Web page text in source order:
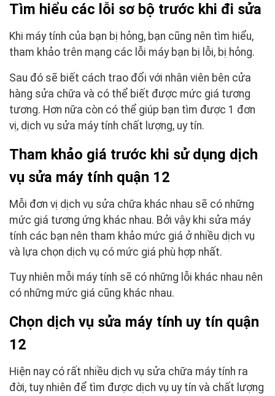
Tìm hiểu các lỗi sơ bộ trước khi đi sửa
Khi máy tính của bạn bị hỏng, bạn cũng nên tìm hiểu,
tham khảo trên mạng các lỗi máy bạn bị lỗi, bị hỏng.
Sau đó sẽ biết cách trao đổi với nhân viên bên cửa
hàng sửa chữa và có thể biết được mức giá tương
tương. Hơn nữa còn có thể giúp bạn tìm được 1 đơn
vị, dịch vụ sửa máy tính chất lượng, uy tín.
Tham khảo giá trước khi sử dụng dịch
vụ sửa máy tính quận 12
Mỗi đơn vị dịch vụ sửa chữa khác nhau sẽ có những
mức giá tương ứng khác nhau. Bởi vậy khi sửa máy
tính các bạn nên tham khảo mức giá ở nhiều dịch vụ
và lựa chọn dịch vụ có mức giá phù hợp nhất.
Tuy nhiên mỗi máy tính sẽ có những lỗi khác nhau nên
có những mức giá cũng khác nhau.
Chọn dịch vụ sửa máy tính uy tín quận
12
Hiện nay có rất nhiều dịch vụ sửa chữa máy tính ra
đời, tuy nhiên để tìm được dịch vụ uy tín và chất lượng